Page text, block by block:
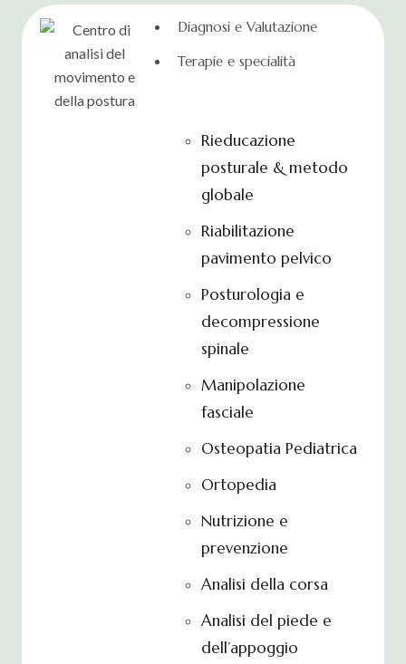
Diagnosi e Valutazione
Terapie e specialità
Rieducazione
posturale & metodo
globale
Riabilitazione
pavimento pelvico
Posturologia e
decompressione
spinale
Manipolazione
fasciale
Osteopatia Pediatrica
Ortopedia
Nutrizione e
prevenzione
Analisi della corsa
Analisi del piede e
dell’appoggio